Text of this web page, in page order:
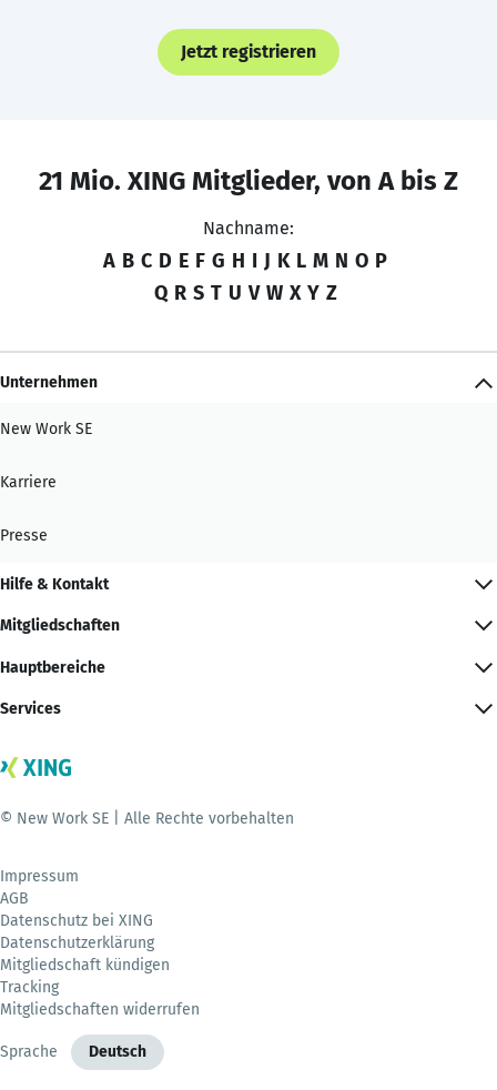
Jetzt registrieren
21 Mio. XING Mitglieder, von A bis Z
Nachname:
A B C D E F G H I J K L M N O P
Q R S T U V W X Y Z
Unternehmen
New Work SE
Karriere
Presse
Hilfe & Kontakt
Mitgliedschaften
Hauptbereiche
Services
© New Work SE | Alle Rechte vorbehalten
Impressum
AGB
Datenschutz bei XING
Datenschutzerklärung
Mitgliedschaft kündigen
Tracking
Mitgliedschaften widerrufen
Sprache Deutsch